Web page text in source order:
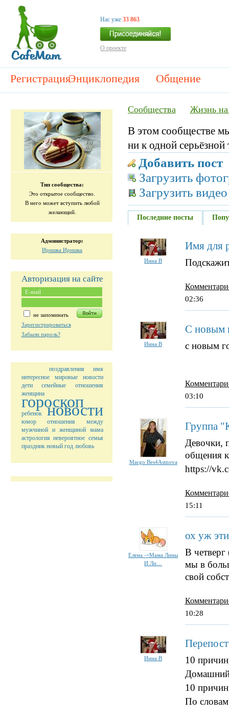
Нас уже 33 863
О проекте
РегистрацияЭнциклопедия Общение
Тип сообщества:
Это открытое сообщество.
В него может вступить любой
желающий.
Администратор:
Иришка Иришка
Авторизация на сайте
не запоминать
Зарегистрироваться
Забыли пароль?
поздравления
имя
интересное
мировые новости
дети
семейные отношения
женщина
гороскоп
ребенок новости
юмор
отношения между
мужчиной и женщиной
мама
астрология невероятное семья
праздник новый год любовь
Сообщества Жизнь
В этом сообществе
ни к одной
Добавить пост
Загрузить
Загрузить видео
Последние посты
Инна В
Имя для
02:36
Инна В
С новым
с новым
03:10
Margo Bes4Astnova
Группа
Девочки,
общения
https://
15:11
Елена -=Мама Лины
И Ли…
ох уж
В четверг
мы в
свой
10:28
Инна В
10
10
По словам